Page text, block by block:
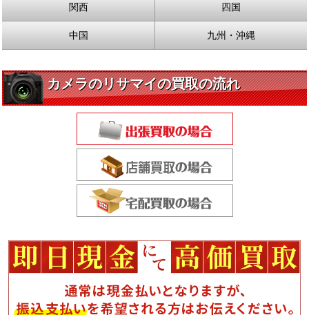
関西 四国
中国 九州・沖縄